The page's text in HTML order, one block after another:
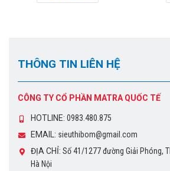
THÔNG TIN LIÊN HỆ
CÔNG TY CỔ PHẦN MATRA QUỐC TẾ
HOTLINE: 0983.480.875
EMAIL: sieuthibom@gmail.com
ĐỊA CHỈ: Số 41/1277 đường Giải Phóng,
Hà Nội